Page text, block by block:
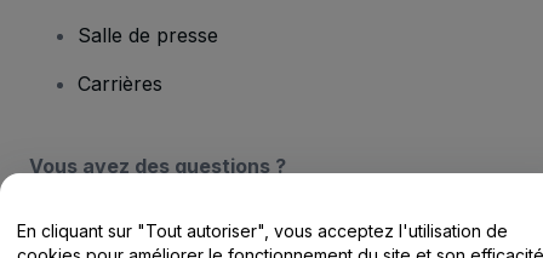
Salle de presse
Carrières
Vous avez des questions ?
Centre d'assistance / Nous contacter
En cliquant sur "Tout autoriser", vous acceptez l'utilisation de